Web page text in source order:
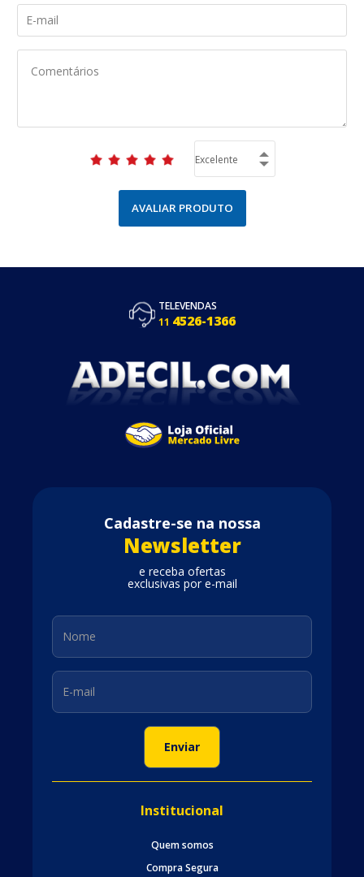
AVALIAR PRODUTO
TELEVENDAS
11 4526-1366
Cadastre-se na nossa
Newsletter
e receba ofertas
exclusivas por e-mail
Institucional
Quem somos
Compra Segura